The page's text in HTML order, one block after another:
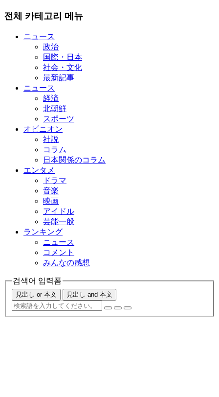
전체 카테고리 메뉴
ニュース
政治
国際・日本
社会・文化
最新記事
ニュース
経済
北朝鮮
スポーツ
オピニオン
社説
コラム
日本関係のコラム
エンタメ
ドラマ
音楽
映画
アイドル
芸能一般
ランキング
ニュース
コメント
みんなの感想
검색어 입력폼
見出し or 本文 見出し and 本文